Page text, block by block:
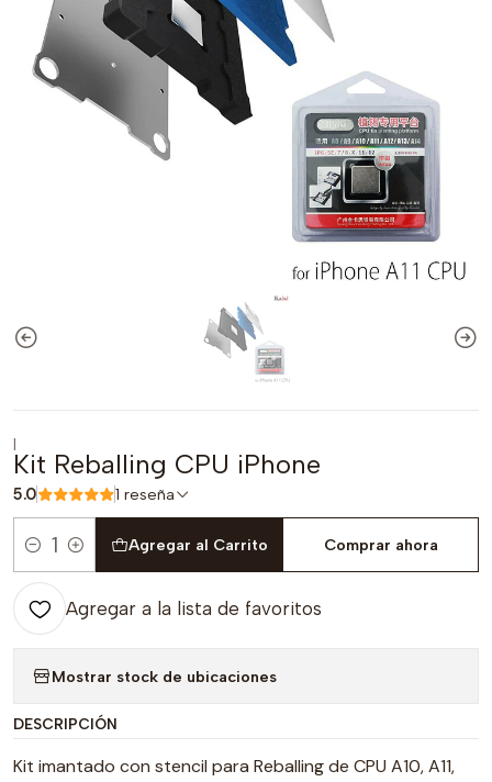
|
Kit Reballing CPU iPhone
5.0 1 reseña
Cantidad
Agregar al Carrito Comprar ahora
Agregar a la lista de favoritos
Mostrar stock de ubicaciones
DESCRIPCIÓN
Kit imantado con stencil para Reballing de CPU A10, A11,